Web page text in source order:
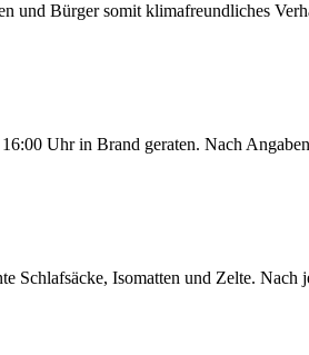
und Bürger somit klimafreundliches
Uhr in Brand geraten. Nach
Isomatten und Zelte. Nach